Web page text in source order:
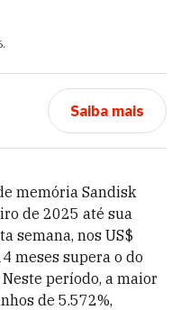
.
Saiba mais
memória Sandisk
de 2025 até sua
semana, nos US$
meses supera o do
período, a maior
de 5.572%,